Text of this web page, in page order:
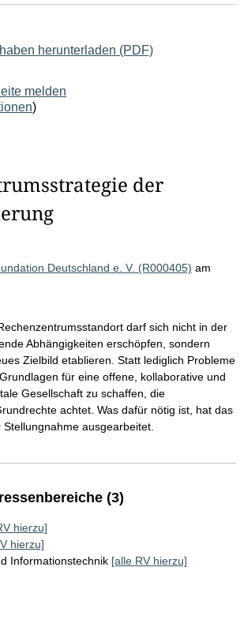
herunterladen (PDF)
melden
)
der
Deutschland e. V. (R000405) am
darf sich nicht in der
Abhängigkeiten erschöpfen, sondern
Zielbild etablieren. Statt lediglich Probleme
für eine offene, kollaborative und
Gesellschaft zu schaffen, die
achtet. Was dafür nötig ist, hat das
ausgearbeitet.
(3)
hierzu]
hierzu]
Informationstechnik [alle RV hierzu]